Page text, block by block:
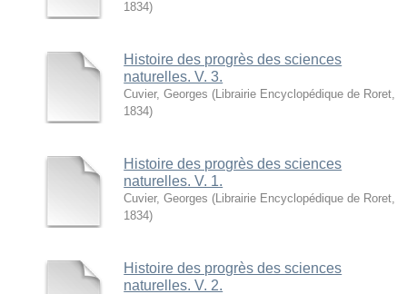
1834)
Histoire des progrès des sciences
naturelles. V. 3.
Cuvier, Georges ( Librairie Encyclopédique de Roret
1834)
Histoire des progrès des sciences
naturelles. V. 1.
Cuvier, Georges ( Librairie Encyclopédique de Roret
1834)
Histoire des progrès des sciences
naturelles. V. 2.